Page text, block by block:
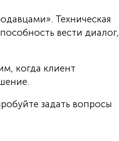
Техническая
вести диалог,
когда клиент
задать вопросы